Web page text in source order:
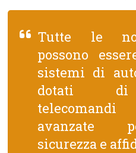
Tutte le
possono
sistemi di
dotati di
avanzate
sicurezza e